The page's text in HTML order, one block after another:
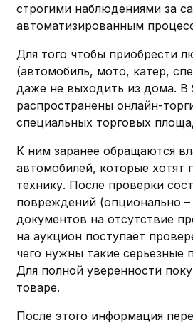
строгими наблюдениями за
автоматизированным
Для того чтобы приобрести
(автомобиль, мото, катер,
даже не выходить из дома. В
распространены онлайн-
специальных торговых
К ним заранее обращаются
автомобилей, которые хотят
технику. После проверки
повреждений (опционально –
документов на отсутствие
на аукцион поступает
чего нужны такие серьезные
Для полной уверенности
товаре.
После этого информация